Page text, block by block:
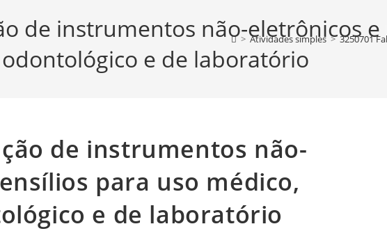
de instrumentos não-eletrônicos
e de laboratório
> Atividades simples > 3250701
de instrumentos não-
para uso médico,
e de laboratório